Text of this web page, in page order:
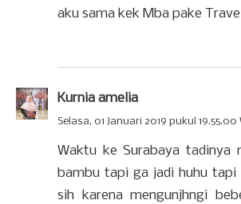
aku sama kek Mba pake
Kurnia amelia
Selasa, 01 Januari 2019 pukul 19.55.00
Waktu ke Surabaya tadinya
bambu tapi ga jadi huhu tapi
sih karena mengunjhngi